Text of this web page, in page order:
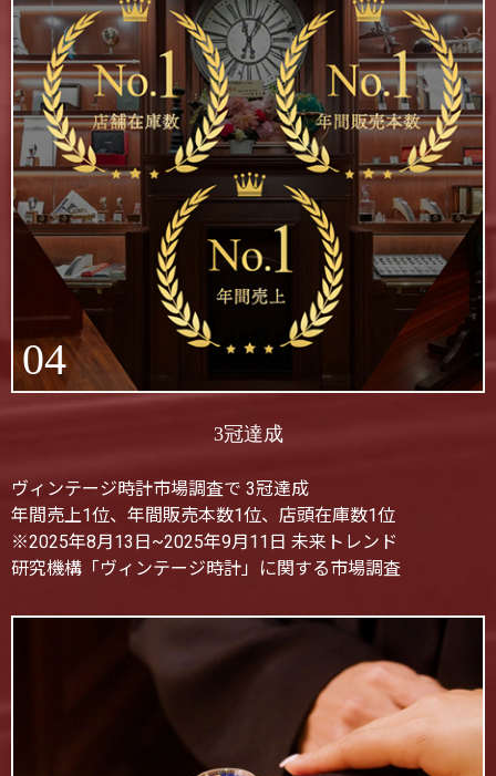
04
3冠達成
ヴィンテージ時計市場調査で 3冠達成
年間売上1位、年間販売本数1位、店頭在庫数1位
※2025年8月13日~2025年9月11日 未来トレンド
研究機構「ヴィンテージ時計」に関する市場調査